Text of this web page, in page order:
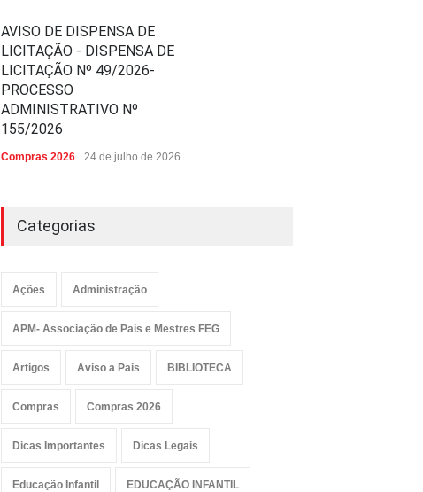
AVISO DE DISPENSA DE
LICITAÇÃO - DISPENSA DE
LICITAÇÃO Nº 49/2026-
PROCESSO
ADMINISTRATIVO Nº
155/2026
Compras 2026 24 de julho de 2026
Categorias
Ações Administração
APM- Associação de Pais e Mestres FEG
Artigos Aviso a Pais BIBLIOTECA
Compras Compras 2026
Dicas Importantes Dicas Legais
Educação Infantil EDUCAÇÃO INFANTIL